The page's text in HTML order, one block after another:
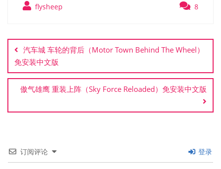
flysheep 8
章
导
航
汽车城 车轮的背后（Motor Town Behind The Wheel）
免安装中文版
傲气雄鹰 重装上阵（Sky Force Reloaded）免安装中文版
订阅评论 登录